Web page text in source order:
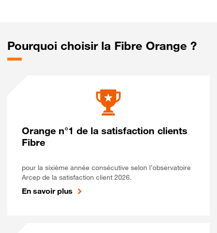
Pourquoi choisir la Fibre Orange ?
Orange n°1 de la satisfaction clients
Fibre
pour la sixième année consécutive selon l’observatoire
Arcep de la satisfaction client 2026.
En savoir plus